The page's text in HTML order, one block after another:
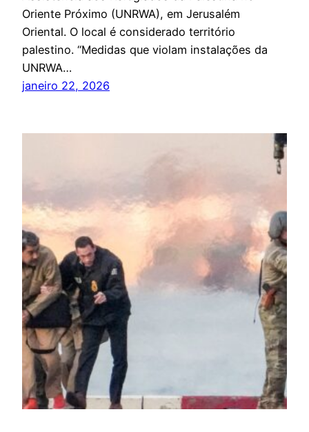
Oriente Próximo (UNRWA), em Jerusalém
Oriental. O local é considerado território
palestino. “Medidas que violam instalações da
UNRWA…
janeiro 22, 2026